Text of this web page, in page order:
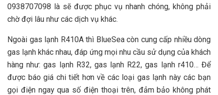
0938707098 là sẽ được phục vụ nhanh chóng, không phải
chờ đợi lâu như các dịch vụ khác.
Ngoài gas lạnh R410A thì BlueSea còn cung cấp nhiều dòng
gas lạnh khác nhau, đáp ứng mọi nhu cầu sử dụng của khách
hàng như: gas lạnh R32, gas lạnh R22, gas lạnh r410… Để
được báo giá chi tiết hơn về các loại gas lạnh này các bạn
gọi điện ngay qua số điện thoại trên, đảm bảo không phát